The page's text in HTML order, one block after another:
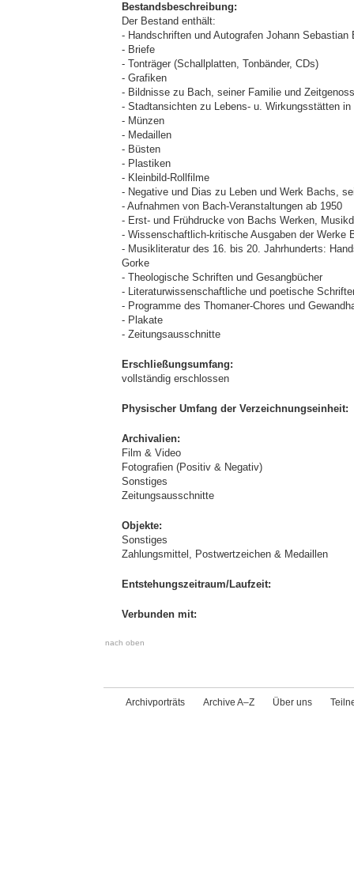
Bestandsbeschreibung:
Der Bestand enthält:
- Handschriften und Autografen Johann
- Briefe
- Tonträger (Schallplatten, Tonbänder, CDs)
- Grafiken
- Bildnisse zu Bach, seiner Familie und
- Stadtansichten zu Lebens- u. Wirkungsstätten
- Münzen
- Medaillen
- Büsten
- Plastiken
- Kleinbild-Rollfilme
- Negative und Dias zu Leben und Werk Bachs,
- Aufnahmen von Bach-Veranstaltungen ab 1950
- Erst- und Frühdrucke von Bachs Werken,
- Wissenschaftlich-kritische Ausgaben der Werke
- Musikliteratur des 16. bis 20. Jahrhunderts:
Gorke
- Theologische Schriften und Gesangbücher
- Literaturwissenschaftliche und poetische
- Programme des Thomaner-Chores und
- Plakate
- Zeitungsausschnitte
Erschließungsumfang:
vollständig erschlossen
Physischer Umfang der Verzeichnungseinheit:
Archivalien:
Film & Video
Fotografien (Positiv & Negativ)
Sonstiges
Zeitungsausschnitte
Objekte:
Sonstiges
Zahlungsmittel, Postwertzeichen & Medaillen
Entstehungszeitraum/Laufzeit:
Verbunden mit:
nach oben
Archivporträts Archive A–Z Über uns